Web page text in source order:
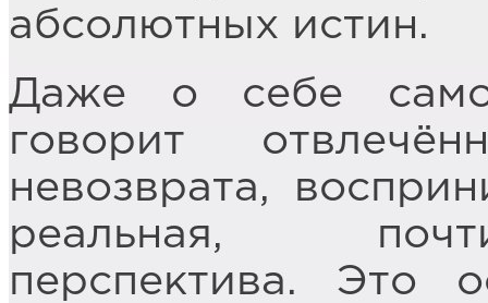
абсолютных истин.
Даже о себе
говорит
невозврата,
реальная,
перспектива. Это